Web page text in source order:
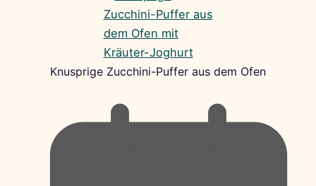
Knusprige Zucchini-Puffer aus dem Ofen